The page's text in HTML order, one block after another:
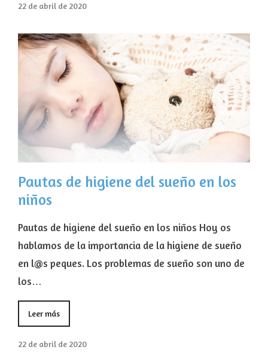
22 de abril de 2020
Pautas de higiene del sueño en los
niños
Pautas de higiene del sueño en los niños Hoy os
hablamos de la importancia de la higiene de sueño
en l@s peques. Los problemas de sueño son uno de
los…
Leer más
22 de abril de 2020